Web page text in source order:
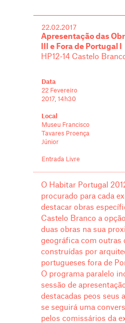
22.02.2017
Apresentação das
III e Fora de Portugal I
HP12-14 Castelo
Data
22 Fevereiro
2017, 14h30
Local
Museu Francisco
Tavares Proença
Júnior
Entrada Livre
O Habitar Portugal
procurado para cada
destacar obras
Castelo Branco a
duas obras na sua
geográfica com outras
construídas por
portugueses fora de
O programa paralelo
sessão de
destacadas peos seus
se seguirá uma
pelos comissários da